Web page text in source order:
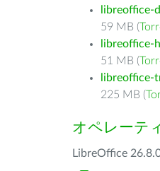
libreoffice-
59 MB (
libreoffice-
51 MB (
libreoffice-
225 MB (
オペレーテ
LibreOffice